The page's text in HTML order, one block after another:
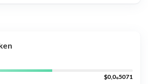
$0,0₆5071